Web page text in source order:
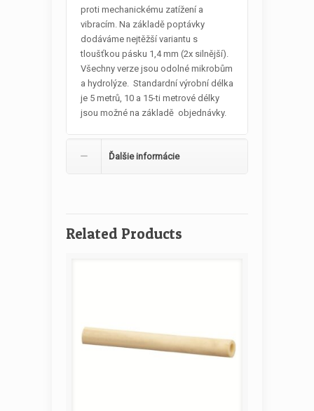
proti mechanickému zatížení a
vibracím. Na základě poptávky
dodáváme nejtěžší variantu s
tloušťkou pásku 1,4 mm (2x silnější).
Všechny verze jsou odolné mikrobům
a hydrolýze. Standardní výrobní délka
je 5 metrů, 10 a 15-ti metrové délky
jsou možné na základě objednávky.
Ďalšie informácie
Related Products